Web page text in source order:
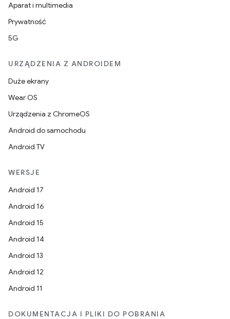
Aparat i multimedia
Prywatność
5G
URZĄDZENIA Z ANDROIDEM
Duże ekrany
Wear OS
Urządzenia z ChromeOS
Android do samochodu
Android TV
WERSJE
Android 17
Android 16
Android 15
Android 14
Android 13
Android 12
Android 11
DOKUMENTACJA I PLIKI DO POBRANIA